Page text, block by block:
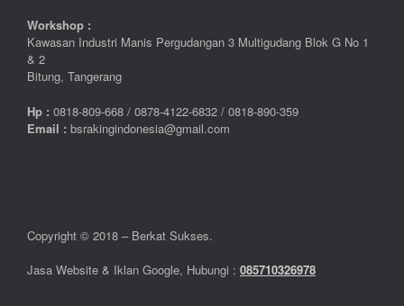
Workshop :
Kawasan Industri Manis Pergudangan 3 Multigudang Blok G No 1
& 2
Bitung, Tangerang
Hp : 0818-809-668 / 0878-4122-6832 / 0818-890-359
Email : bsrakingindonesia@gmail.com
Copyright © 2018 – Berkat Sukses.
Jasa Website & Iklan Google, Hubungi : 085710326978